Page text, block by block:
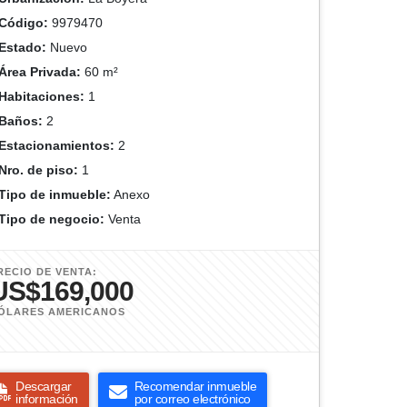
9979470
Nuevo
Privada: 60 m²
1
2
2
de piso: 1
de inmueble: Anexo
de negocio: Venta
DE VENTA:
AMERICANOS
Descargar
información
Recomendar inmueble
por correo electrónico